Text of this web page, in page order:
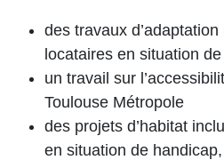
des travaux
locataires en situation
un travail sur
Toulouse Métropole
des projets d’habitat
en situation de